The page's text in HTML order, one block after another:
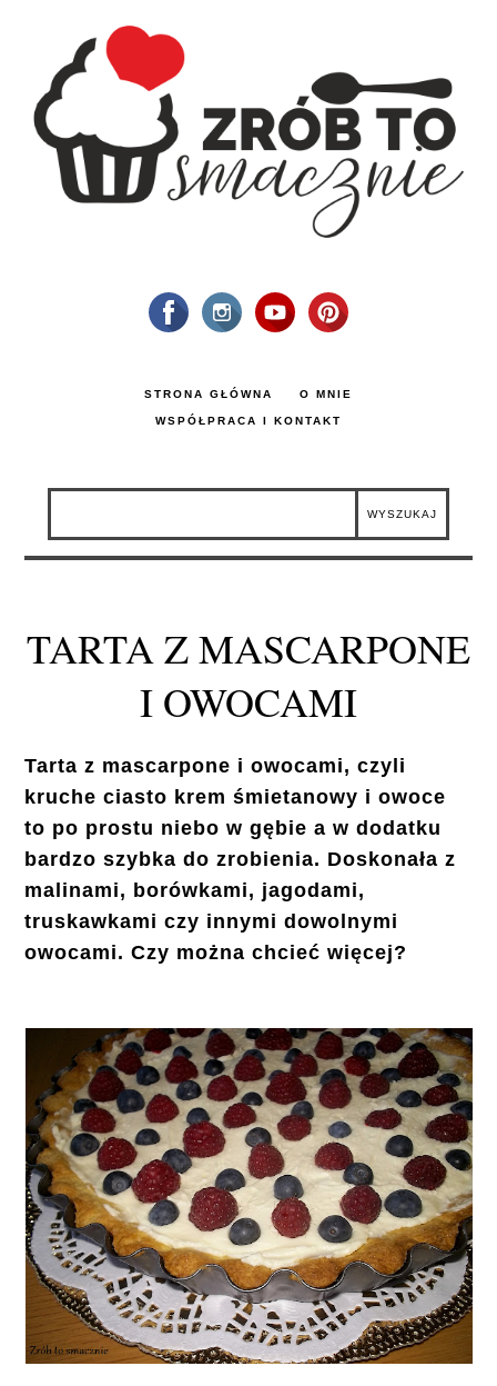
STRONA GŁÓWNA O MNIE
WSPÓŁPRACA I KONTAKT
TARTA Z MASCARPONE
I OWOCAMI
Tarta z mascarpone i owocami, czyli
kruche ciasto krem śmietanowy i owoce
to po prostu niebo w gębie a w dodatku
bardzo szybka do zrobienia. Doskonała z
malinami, borówkami, jagodami,
truskawkami czy innymi dowolnymi
owocami. Czy można chcieć więcej?